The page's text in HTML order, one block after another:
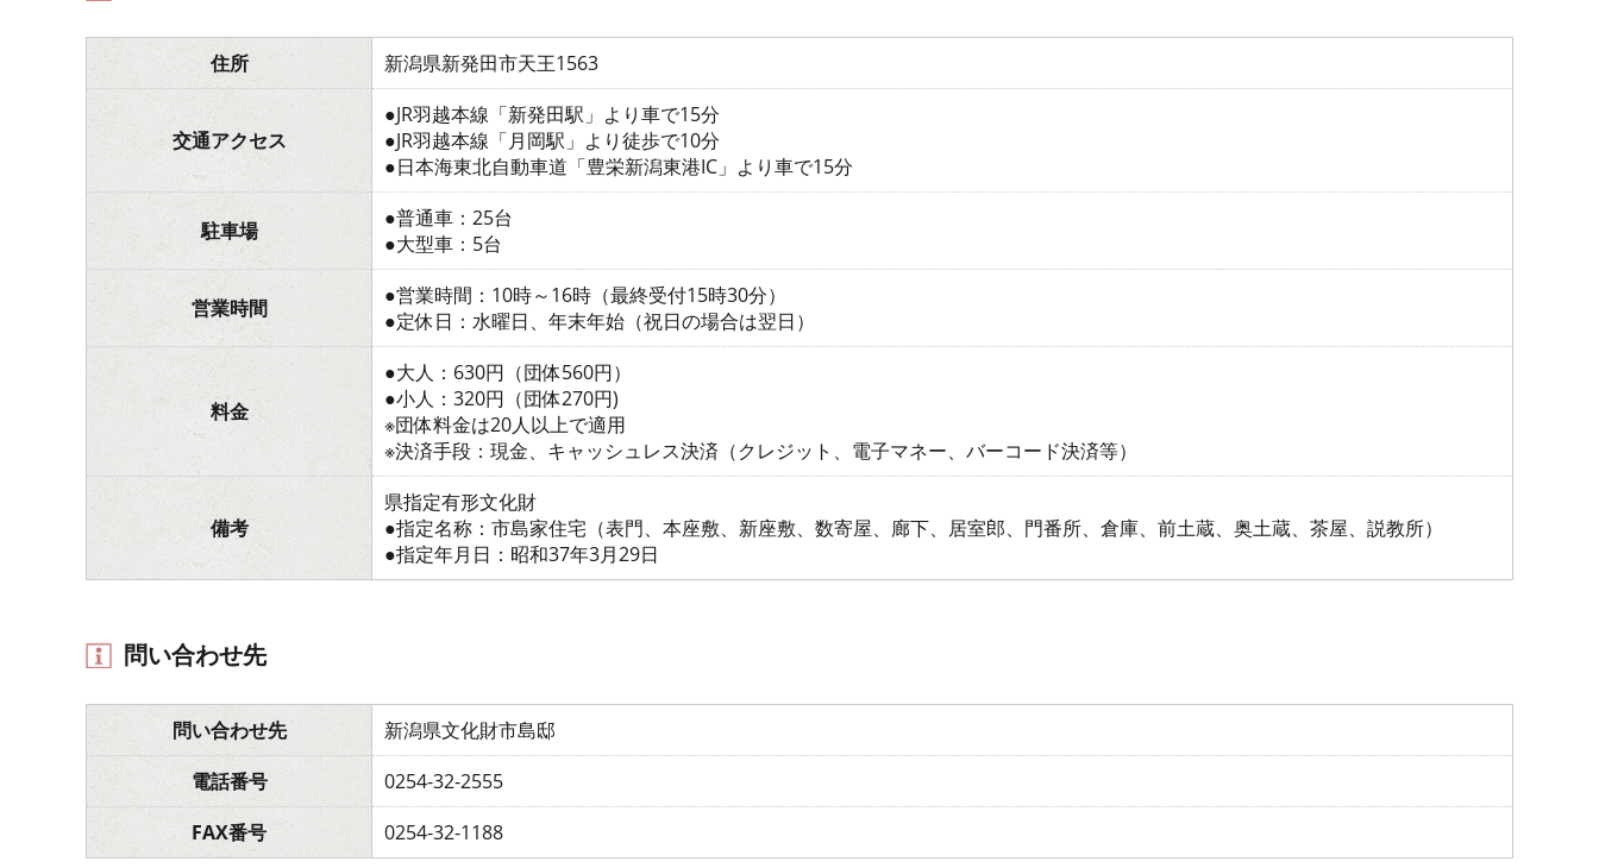
住所 新潟県新発田市天王1563
交通アクセス
●JR羽越本線「新発田駅」より車で15分
●JR羽越本線「月岡駅」より徒歩で10分
●日本海東北自動車道「豊栄新潟東港IC」より車で15分
駐車場
●普通車：25台
●大型車：5台
営業時間
●営業時間：10時～16時（最終受付15時30分）
●定休日：水曜日、年末年始（祝日の場合は翌日）
料金
●大人：630円（団体560円）
●小人：320円（団体270円)
※団体料金は20人以上で適用
※決済手段：現金、キャッシュレス決済（クレジット、電子マネー、バーコード決済等）
備考
県指定有形文化財
●指定名称：市島家住宅（表門、本座敷、新座敷、数寄屋、廊下、居室郎、門番所、倉庫、前土蔵、奥土蔵、茶屋、説教所）
●指定年月日：昭和37年3月29日
問い合わせ先
問い合わせ先
新潟県文化財市島邸
電話番号
0254-32-2555
FAX番号
0254-32-1188